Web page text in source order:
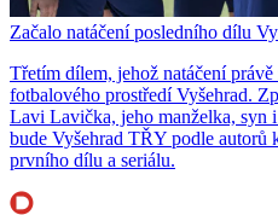
Začalo natáčení posledního dílu
Třetím dílem, jehož natáčení
fotbalového prostředí Vyšehrad.
Lavi Lavička, jeho manželka, syn
bude Vyšehrad TŘY podle autorů
prvního dílu a seriálu.